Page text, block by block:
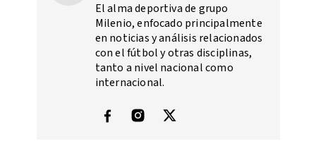
El alma deportiva de grupo
Milenio, enfocado principalmente
en noticias y análisis relacionados
con el fútbol y otras disciplinas,
tanto a nivel nacional como
internacional.